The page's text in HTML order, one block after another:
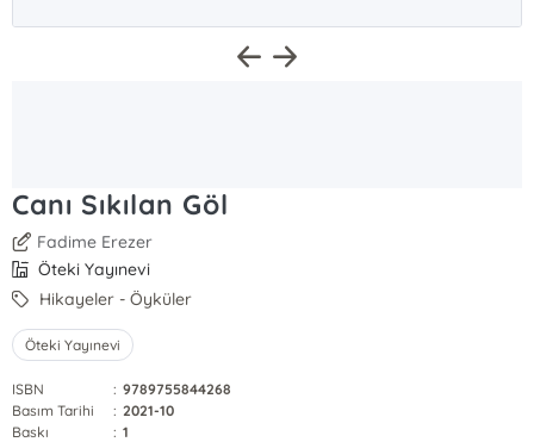
Canı Sıkılan Göl
Fadime Erezer
Öteki Yayınevi
Hikayeler - Öyküler
Öteki Yayınevi
ISBN : 9789755844268
Basım Tarihi
: 2021-10
Baskı
: 1